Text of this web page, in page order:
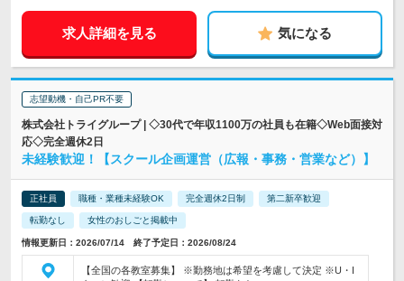
求人詳細を見る 気になる
志望動機・自己PR不要
株式会社トライグループ | ◇30代で年収1100万の社員も在籍◇Web面接対
応◇完全週休2日
未経験歓迎！【スクール企画運営（広報・事務・営業など）】
正社員 職種・業種未経験OK 完全週休2日制 第二新卒歓迎
転勤なし 女性のおしごと掲載中
情報更新日：2026/07/14 終了予定日：2026/08/24
【全国の各教室募集】 ※勤務地は希望を考慮して決定 ※U・I